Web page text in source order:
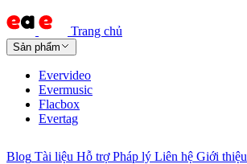
Trang chủ
Sản phẩm
Evervideo
Evermusic
Flacbox
Evertag
Blog Tài liệu Hỗ trợ Pháp lý Liên hệ Giới thiệu